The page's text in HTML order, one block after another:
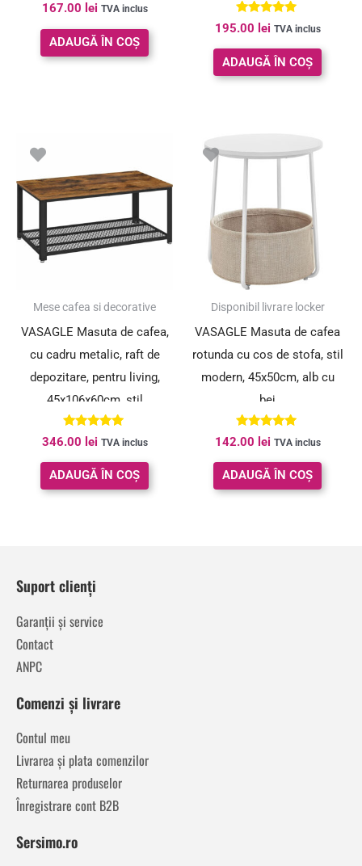
167.00 lei TVA inclus
ADAUGĂ ÎN COȘ
Evaluat la
5.00
din 5
195.00 lei TVA inclus
ADAUGĂ ÎN COȘ
Mese cafea si decorative
VASAGLE Masuta de cafea,
cu cadru metalic, raft de
depozitare, pentru living,
45x106x60cm, stil
industrial, maro rustic
Evaluat la
5.00
din 5
346.00 lei TVA inclus
ADAUGĂ ÎN COȘ
Disponibil livrare locker
VASAGLE Masuta de cafea
rotunda cu cos de stofa, stil
modern, 45x50cm, alb cu
bej
Evaluat la
5.00
din 5
142.00 lei TVA inclus
ADAUGĂ ÎN COȘ
Suport clienți
Garanții și service
Contact
ANPC
Comenzi și livrare
Contul meu
Livrarea și plata comenzilor
Returnarea produselor
Înregistrare cont B2B
Sersimo.ro